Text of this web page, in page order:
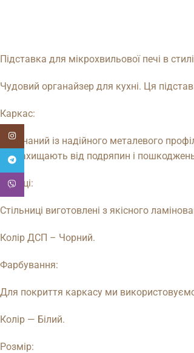
Підставка для мікрохвильової печі в
Чудовий органайзер для кухні. Ця
Каркас:
Виконаний із надійного металевого
які захищають від подряпин і
Полиці:
Стільниці виготовлені з якісного
Колір ДСП – Чорний.
Фарбування:
Для покриття каркасу ми
Колір — Білий.
Розмір:
Instagram
Telegram
Viber